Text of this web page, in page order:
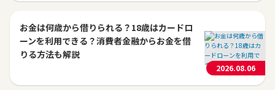
お金は何歳から借りられる？18歳はカードロ
ーンを利用できる？消費者金融からお金を借
りる方法も解説
2026.08.06